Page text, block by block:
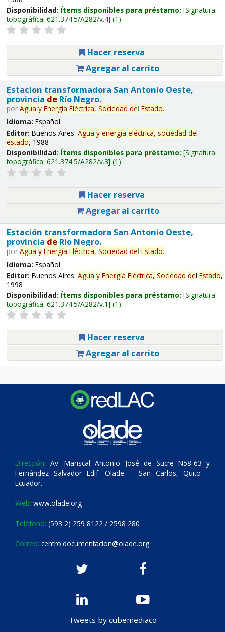
Disponibilidad: Ítems disponibles para préstamo: Signatura
topográfica: 621.374.5/A282/v.4 (1).
Hacer reserva
Agregar al carrito
Estacion transformadora San Antonio Oeste,
provincia deRío Negro.
por Agua y Energía Eléctrica, Sociedad del Estado.
Idioma: Español
Editor: Buenos Aires: Agua y energía eléctrica, sociedad del
estado, 1988
Disponibilidad: Ítems disponibles para préstamo: Signatura
topográfica: 621.374.5/A282/v.3 (1).
Hacer reserva
Agregar al carrito
Estación transformadora San Antonio Oeste,
provincia deRío Negro.
por Agua y Energía Eléctrica, Sociedad del Estado.
Idioma: Español
Editor: Buenos Aires: Agua y Energía Eléctrica, Sociedad del Estado,
1998
Disponibilidad: Ítems disponibles para préstamo: Signatura
topográfica: 621.374.5/A282/v.1 (1).
Hacer reserva
Agregar al carrito
Dirección: Av. Mariscal Antonio José de Sucre N58-63 y
Fernández Salvador Edif. Olade – San Carlos, Quito –
Ecuador.
Web: www.olade.org
Teléfono: (593 2) 259 8122 / 2598 280
Correo: centro.documentacion@olade.org
Tweets by cubemediaco